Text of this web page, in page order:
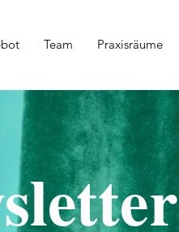
Team Praxisräume